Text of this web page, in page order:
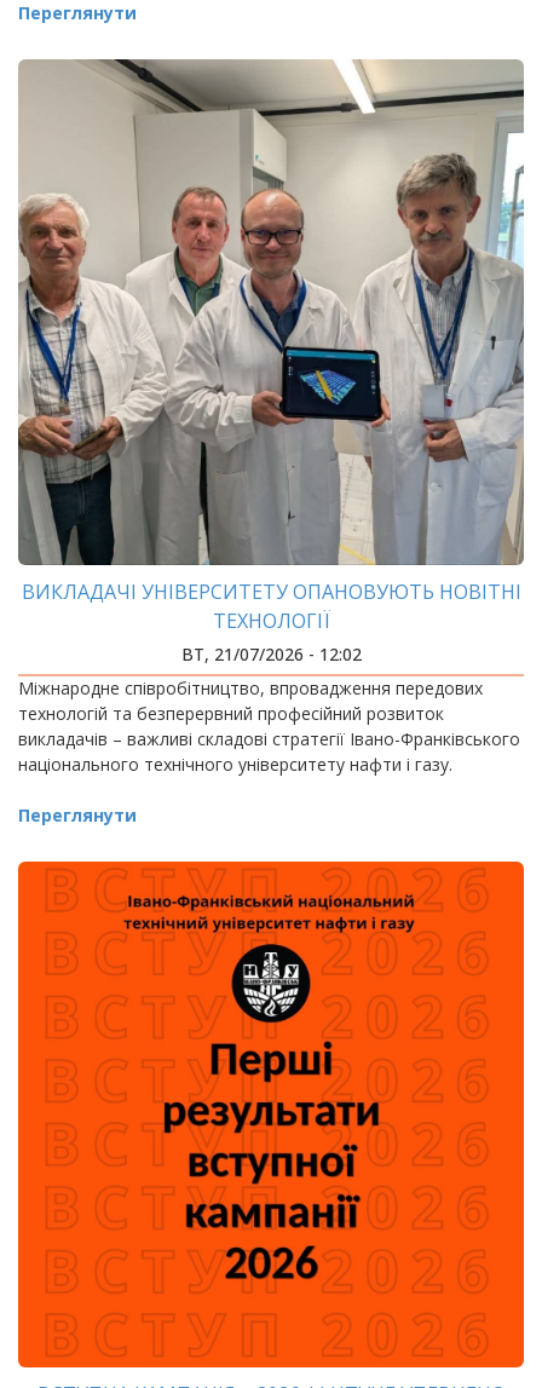
Переглянути
ВИКЛАДАЧІ УНІВЕРСИТЕТУ ОПАНОВУЮТЬ НОВІТНІ
ТЕХНОЛОГІЇ
ВТ, 21/07/2026 - 12:02
Міжнародне співробітництво, впровадження передових
технологій та безперервний професійний розвиток
викладачів – важливі складові стратегії Івано-Франківського
національного технічного університету нафти і газу.
Переглянути